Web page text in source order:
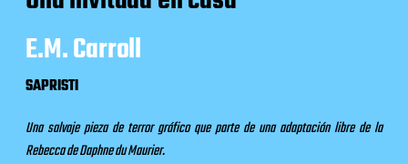
E.M. Carroll
SAPRISTI
Una salvaje pieza de terror gráfico que parte de una adaptación libre de la
Rebecca de Daphne du Maurier.